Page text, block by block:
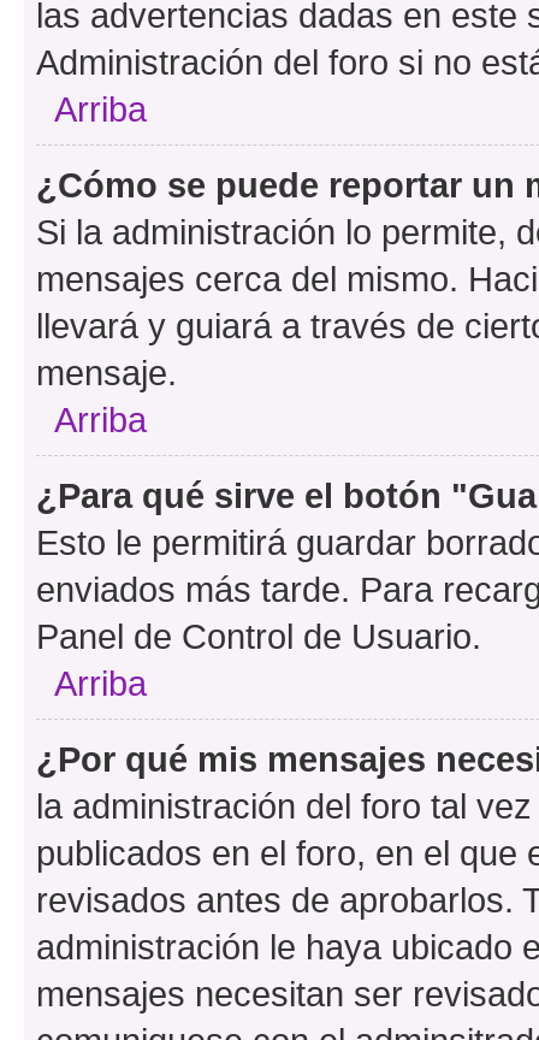
las advertencias dadas en este
Administración del foro si no
Arriba
¿Cómo se puede reportar un
Si la administración lo permite,
mensajes cerca del mismo.
llevará y guiará a través de
mensaje.
Arriba
¿Para qué sirve el botón
Esto le permitirá guardar
enviados más tarde. Para
Panel de Control de Usuario.
Arriba
¿Por qué mis mensajes
la administración del foro tal
publicados en el foro, en el
revisados antes de aprobarlos.
administración le haya ubicado
mensajes necesitan ser